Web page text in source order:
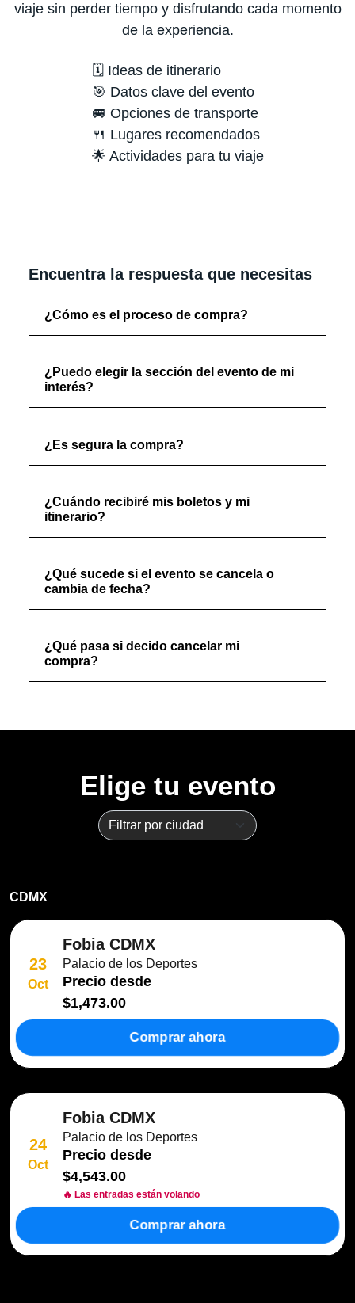
viaje sin perder tiempo y disfrutando cada momento
de la experiencia.
🗓️ Ideas de itinerario
🎯 Datos clave del evento
🚐 Opciones de transporte
🍴 Lugares recomendados
🌟 Actividades para tu viaje
Encuentra la respuesta que necesitas
¿Cómo es el proceso de compra?
¿Puedo elegir la sección del evento de mi
interés?
¿Es segura la compra?
¿Cuándo recibiré mis boletos y mi
itinerario?
¿Qué sucede si el evento se cancela o
cambia de fecha?
¿Qué pasa si decido cancelar mi
compra?
Elige tu evento
CDMX
23
Oct
Fobia CDMX
Palacio de los Deportes
Precio desde
$1,473.00
Comprar ahora
24
Oct
Fobia CDMX
Palacio de los Deportes
Precio desde
$4,543.00
🔥 Las entradas están volando
Comprar ahora